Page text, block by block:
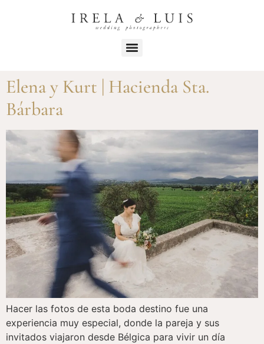
Elena y Kurt | Hacienda Sta.
Bárbara
Hacer las fotos de esta boda destino fue una
experiencia muy especial, donde la pareja y sus
invitados viajaron desde Bélgica para vivir un día